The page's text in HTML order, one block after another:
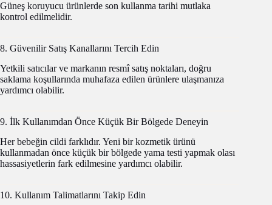
Güneş koruyucu ürünlerde son kullanma tarihi mutlaka
kontrol edilmelidir.
8. Güvenilir Satış Kanallarını Tercih Edin
Yetkili satıcılar ve markanın resmî satış noktaları, doğru
saklama koşullarında muhafaza edilen ürünlere ulaşmanıza
yardımcı olabilir.
9. İlk Kullanımdan Önce Küçük Bir Bölgede Deneyin
Her bebeğin cildi farklıdır. Yeni bir kozmetik ürünü
kullanmadan önce küçük bir bölgede yama testi yapmak olası
hassasiyetlerin fark edilmesine yardımcı olabilir.
10. Kullanım Talimatlarını Takip Edin